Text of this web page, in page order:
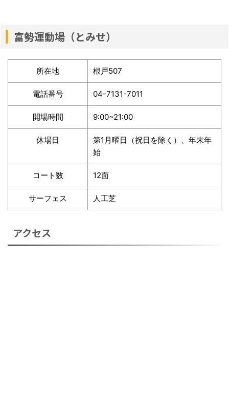
富勢運動場（とみせ）
所在地 根戸507
電話番号 04-7131-7011
開場時間 9:00~21:00
休場日
第1月曜日（祝日を除く）、年末年
始
コート数 12面
サーフェス 人工芝
アクセス